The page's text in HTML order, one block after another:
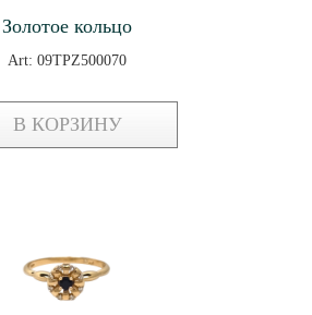
Золотое кольцо
Art: 09TPZ500070
В КОРЗИНУ